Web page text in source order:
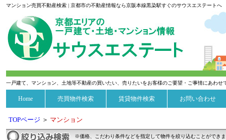
マンション売買不動産検索 | 京都市の不動産情報なら京阪本線黒染駅すぐのサウスエステートへ
一戸建て、マンション、土地等不動産の買いたい、売りたいをお客様のご要望・ご事情にあわ
Home 売買物件検索 賃貸物件検索 お問い合わせ
TOPページ ＞ マンション
※価格、こだわり条件などを指定して物件を絞り込むことができ